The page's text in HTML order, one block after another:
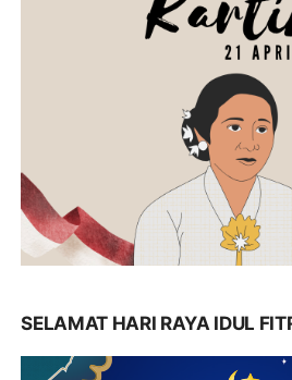
SELAMAT HARI RAYA IDUL